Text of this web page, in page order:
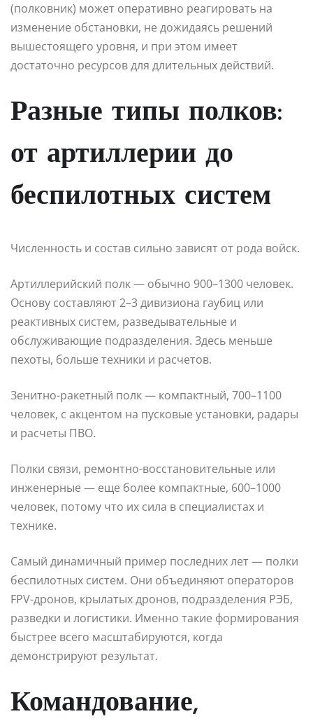
(полковник) может оперативно реагировать на
изменение обстановки, не дожидаясь решений
вышестоящего уровня, и при этом имеет
достаточно ресурсов для длительных действий.
Разные типы полков:
от артиллерии до
беспилотных систем
Численность и состав сильно зависят от рода войск.
Артиллерийский полк — обычно 900–1300 человек.
Основу составляют 2–3 дивизиона гаубиц или
реактивных систем, разведывательные и
обслуживающие подразделения. Здесь меньше
пехоты, больше техники и расчетов.
Зенитно-ракетный полк — компактный, 700–1100
человек, с акцентом на пусковые установки, радары
и расчеты ПВО.
Полки связи, ремонтно-восстановительные или
инженерные — еще более компактные, 600–1000
человек, потому что их сила в специалистах и
технике.
Самый динамичный пример последних лет — полки
беспилотных систем. Они объединяют операторов
FPV-дронов, крылатых дронов, подразделения РЭБ,
разведки и логистики. Именно такие формирования
быстрее всего масштабируются, когда
демонстрируют результат.
Командование,